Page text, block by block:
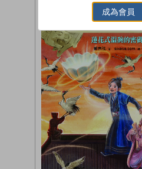
成為會員